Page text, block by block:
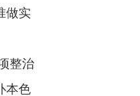
做实
整治
本色